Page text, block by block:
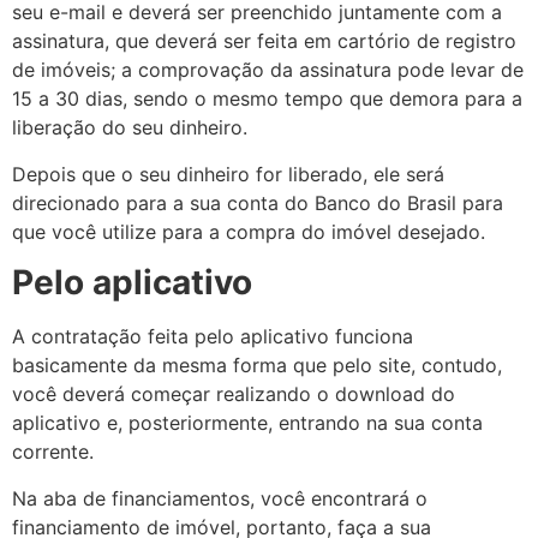
seu e-mail e deverá ser preenchido juntamente com a
assinatura, que deverá ser feita em cartório de registro
de imóveis; a comprovação da assinatura pode levar de
15 a 30 dias, sendo o mesmo tempo que demora para a
liberação do seu dinheiro.
Depois que o seu dinheiro for liberado, ele será
direcionado para a sua conta do Banco do Brasil para
que você utilize para a compra do imóvel desejado.
Pelo aplicativo
A contratação feita pelo aplicativo funciona
basicamente da mesma forma que pelo site, contudo,
você deverá começar realizando o download do
aplicativo e, posteriormente, entrando na sua conta
corrente.
Na aba de financiamentos, você encontrará o
financiamento de imóvel, portanto, faça a sua